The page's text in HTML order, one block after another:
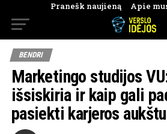
Pranešk naujieną Apie
BENDRI
Marketingo studijos
išsiskiria ir kaip gali
pasiekti karjeros